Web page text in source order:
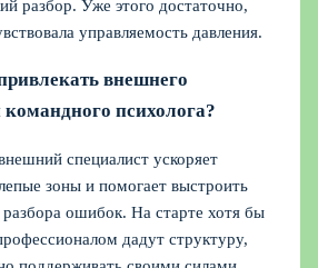
разбор. Уже этого достаточно,
управляемость давления.
внешнего
психолога?
специалист ускоряет
зоны и помогает выстроить
ошибок. На старте хотя бы
дадут структуру,